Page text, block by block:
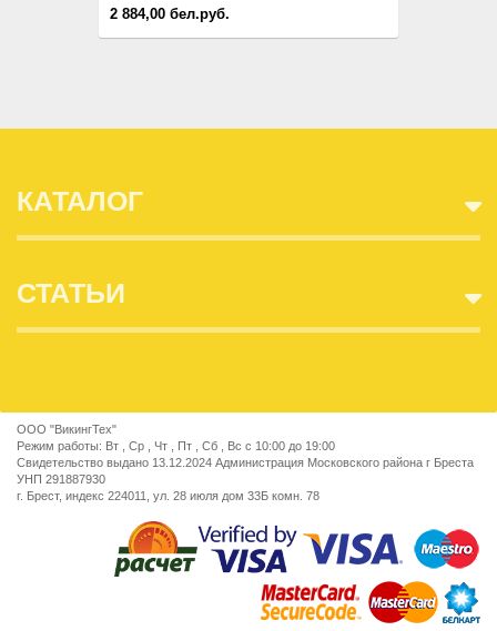
2 884,00 бел.руб.
КАТАЛОГ
СТАТЬИ
ООО "ВикингТех"
Режим работы: Вт , Ср , Чт , Пт , Сб , Вс c 10:00 до 19:00
Свидетельство выдано 13.12.2024 Администрация Московского района г Бреста
УНП 291887930
г. Брест, индекс 224011, ул. 28 июля дом 33Б комн. 78